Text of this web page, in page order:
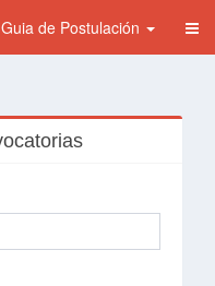
Guia de Postulación